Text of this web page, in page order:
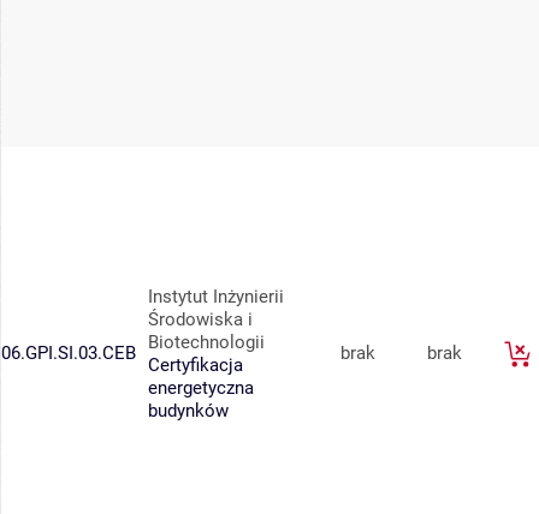
06.GPI.SI.03.CEB
Instytut Inżynierii
Środowiska i
Biotechnologii
Certyfikacja
energetyczna
budynków
brak brak